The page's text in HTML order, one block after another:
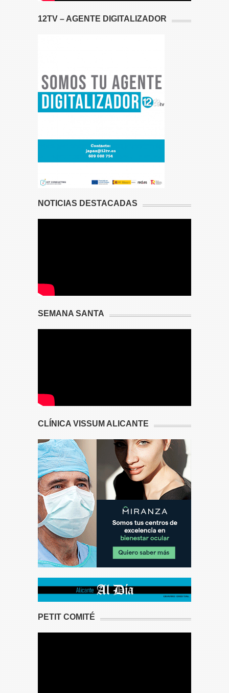
12TV – AGENTE DIGITALIZADOR
NOTICIAS DESTACADAS
SEMANA SANTA
CLÍNICA VISSUM ALICANTE
PETIT COMITÉ